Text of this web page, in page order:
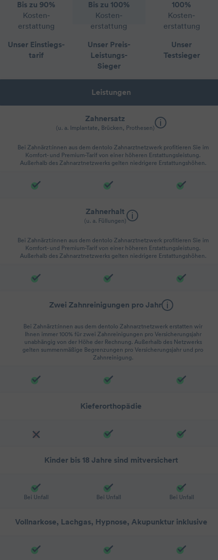
Bis zu 90%
Kosten­
erstattung
Bis zu 100%
Kosten­
erstattung
100%
Kosten­
erstattung
Unser Einstiegs­
tarif
Unser Preis-
Leistungs-
Sieger
Unser
Testsieger
Leistungen
Zahnersatz
(u. a. Implantate, Brücken, Prothesen)
Bei Zahnärzt:innen aus dem dentolo Zahnarztnetzwerk profitieren Sie im
Komfort- und Premium-Tarif von einer höheren Erstattungsleistung.
Außerhalb des Zahnarztnetzwerks gelten niedrigere Erstattungshöhen.
Zahnerhalt
(u. a. Füllungen)
Bei Zahnärzt:innen aus dem dentolo Zahnarztnetzwerk profitieren Sie im
Komfort- und Premium-Tarif von einer höheren Erstattungsleistung.
Außerhalb des Zahnarztnetzwerks gelten niedrigere Erstattungshöhen.
Zwei Zahnreinigungen pro Jahr
Bei Zahnärzt:innen aus dem dentolo Zahnarztnetzwerk erstatten wir
Ihnen immer 100% für zwei Zahnreinigungen pro Versicherungsjahr
unabhängig von der Höhe der Rechnung. Außerhalb des Netzwerks
gelten summenmäßige Begrenzungen pro Versicherungsjahr und pro
Zahnreinigung.
Kieferorthopädie
Kinder bis 18 Jahre sind mitversichert
Bei Unfall Bei Unfall Bei Unfall
Vollnarkose, Lachgas, Hypnose, Akupunktur inklusive